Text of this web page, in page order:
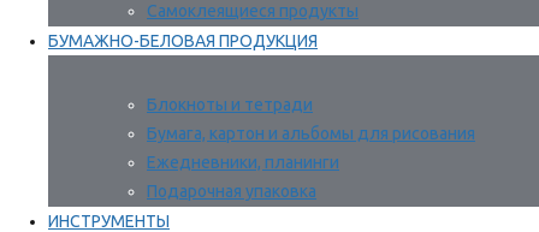
Самоклеящиеся продукты
БУМАЖНО-БЕЛОВАЯ ПРОДУКЦИЯ
Блокноты и тетради
Бумага, картон и альбомы для рисования
Ежедневники, планинги
Подарочная упаковка
ИНСТРУМЕНТЫ